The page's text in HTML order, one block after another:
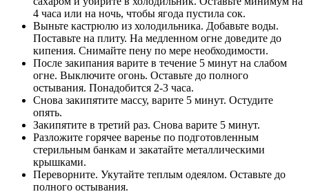
4 часа или на ночь, чтобы ягода пустила сок.
Выньте кастрюлю из холодильника. Добавьте воды.
Поставьте на плиту. На медленном огне доведите до
кипения. Снимайте пену по мере необходимости.
После закипания варите в течение 5 минут на слабом
огне. Выключите огонь. Оставьте до полного
остывания. Понадобится 2-3 часа.
Снова закипятите массу, варите 5 минут. Остудите
опять.
Закипятите в третий раз. Снова варите 5 минут.
Разложите горячее варенье по подготовленным
стерильным банкам и закатайте металлическими
крышками.
Переворните. Укутайте теплым одеялом. Оставьте до
полного остывания.